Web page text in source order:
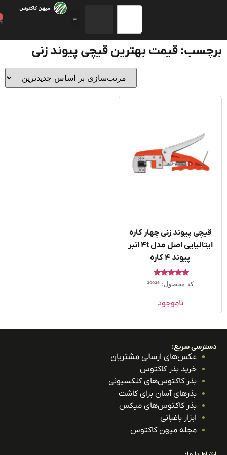
قیمت بهترین قیچی پیوند زنی
پیوند زنی چهار کاره
ایتالیایی اصل مدل ۴t انبر
پیوند ۴ کاره
امتیاز
4.75
کد محصول: 30035
ناموجود
سریع:
عکس‌های ارسالی مشتریان
خرید بذر کاکتوس
بذر کاکتوس‌های کلکسیونی
بذرهای آسان برای کاشت
بذر کاکتوس‌های میکس
ابزار باغبانی
مجله میهن کاکتوس